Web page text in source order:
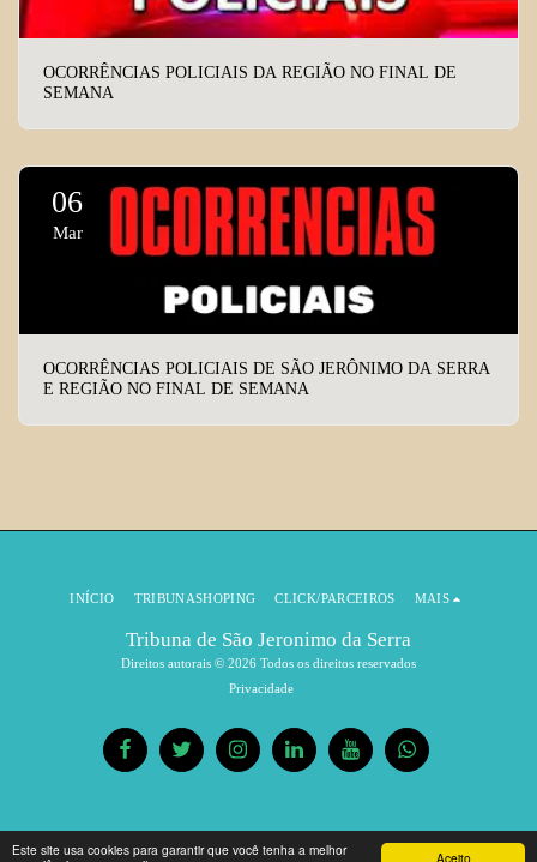
Aceito
Este site usa cookies para garantir que você tenha a melhor
OCORRÊNCIAS POLICIAIS DA REGIÃO NO FINAL DE
SEMANA
06
Mar
OCORRÊNCIAS POLICIAIS DE SÃO JERÔNIMO DA SERRA
E REGIÃO NO FINAL DE SEMANA
Tribuna de São Jeronimo da Serra
Direitos autorais © 2026 Todos os direitos reservados
Privacidade
INÍCIO TRIBUNASHOPING CLICK/PARCEIROS MAIS